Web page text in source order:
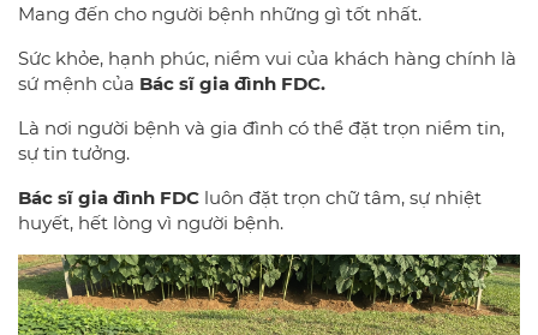
Mang đến cho người bệnh những gì tốt nhất.
Sức khỏe, hạnh phúc, niềm vui của khách hàng chính là
sứ mệnh của Bác sĩ gia đình FDC.
Là nơi người bệnh và gia đình có thể đặt trọn niềm tin,
sự tin tưởng.
Bác sĩ gia đình FDC luôn đặt trọn chữ tâm, sự nhiệt
huyết, hết lòng vì người bệnh.